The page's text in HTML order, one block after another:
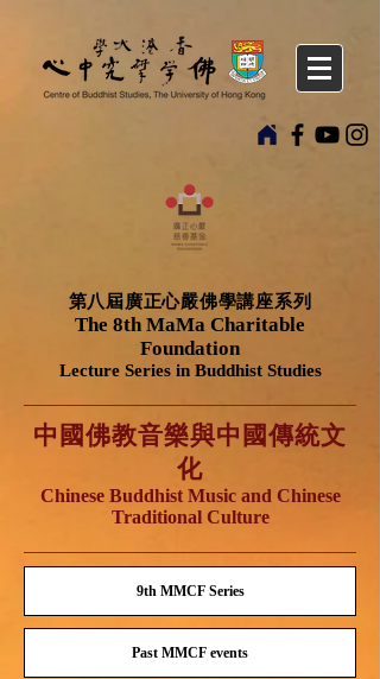
第八屆廣正心嚴佛學講座系列
The 8th MaMa Charitable
Foundation
Lecture Series in Buddhist Studies
中國佛教音樂與中國傳統文
化
Chinese Buddhist Music and Chinese
Traditional Culture
9th MMCF Series
Past MMCF events